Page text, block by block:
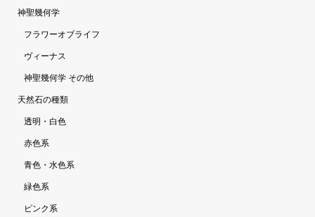
神聖幾何学
フラワーオブライフ
ヴィーナス
神聖幾何学 その他
天然石の種類
透明・白色
赤色系
青色・水色系
緑色系
ピンク系